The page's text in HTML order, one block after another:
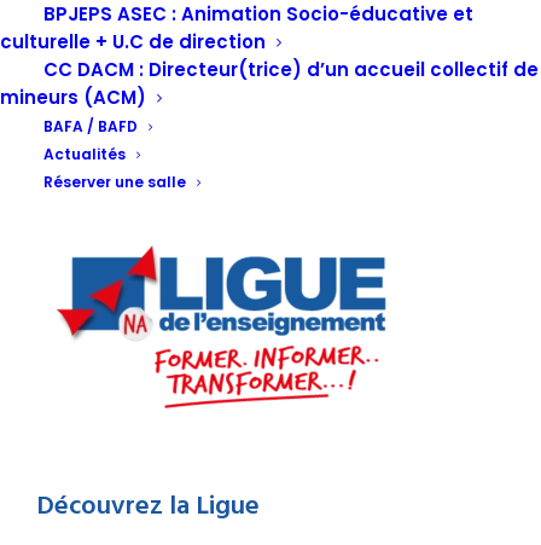
BPJEPS ASEC : Animation Socio-éducative et
culturelle + U.C de direction
CC DACM : Directeur(trice) d’un accueil collectif de
mineurs (ACM)
BAFA / BAFD
Actualités
Réserver une salle
Vous devezvous connecterpour publier un commentaire.
Découvrez la Ligue